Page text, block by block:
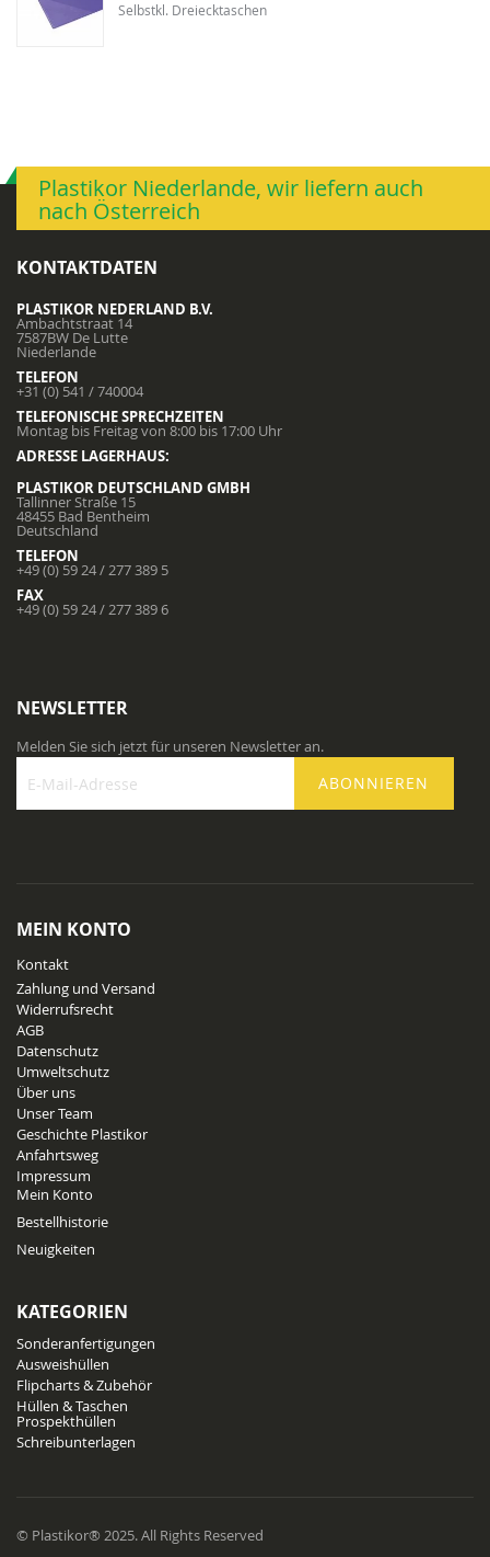
Selbstkl. Dreiecktaschen
Plastikor Niederlande, wir liefern auch
nach Österreich
KONTAKTDATEN
PLASTIKOR NEDERLAND B.V.
Ambachtstraat 14
7587BW De Lutte
Niederlande
TELEFON
+31 (0) 541 / 740004
TELEFONISCHE SPRECHZEITEN
Montag bis Freitag von 8:00 bis 17:00 Uhr
ADRESSE LAGERHAUS:
PLASTIKOR DEUTSCHLAND GMBH
Tallinner Straße 15
48455 Bad Bentheim
Deutschland
TELEFON
+49 (0) 59 24 / 277 389 5
FAX
+49 (0) 59 24 / 277 389 6
NEWSLETTER
Melden Sie sich jetzt für unseren Newsletter an.
Newsletter
ABONNIEREN
MEIN KONTO
Kontakt
Zahlung und Versand
Widerrufsrecht
AGB
Datenschutz
Umweltschutz
Über uns
Unser Team
Geschichte Plastikor
Anfahrtsweg
Impressum
Mein Konto
Bestellhistorie
Neuigkeiten
KATEGORIEN
Sonderanfertigungen
Ausweishüllen
Flipcharts & Zubehör
Hüllen & Taschen
Prospekthüllen
Schreibunterlagen
© Plastikor® 2025. All Rights Reserved